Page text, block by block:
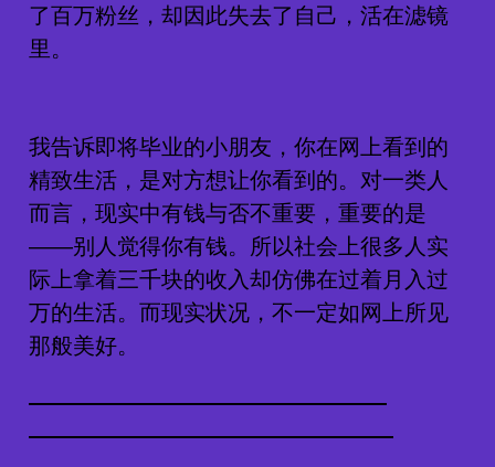
了百万粉丝，却因此失去了自己，活在滤镜
里。
我告诉即将毕业的小朋友，你在网上看到的
精致生活，是对方想让你看到的。对一类人
而言，现实中有钱与否不重要，重要的是
——别人觉得你有钱。所以社会上很多人实
际上拿着三千块的收入却仿佛在过着月入过
万的生活。而现实状况，不一定如网上所见
那般美好。